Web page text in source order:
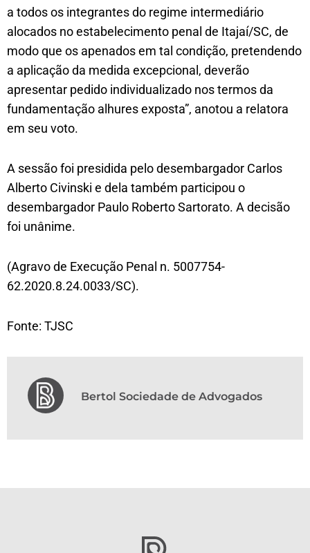
a todos os integrantes do regime intermediário
alocados no estabelecimento penal de Itajaí/SC, de
modo que os apenados em tal condição, pretendendo
a aplicação da medida excepcional, deverão
apresentar pedido individualizado nos termos da
fundamentação alhures exposta”, anotou a relatora
em seu voto.
A sessão foi presidida pelo desembargador Carlos
Alberto Civinski e dela também participou o
desembargador Paulo Roberto Sartorato. A decisão
foi unânime.
(Agravo de Execução Penal n. 5007754-
62.2020.8.24.0033/SC).
Fonte: TJSC
Bertol Sociedade de Advogados